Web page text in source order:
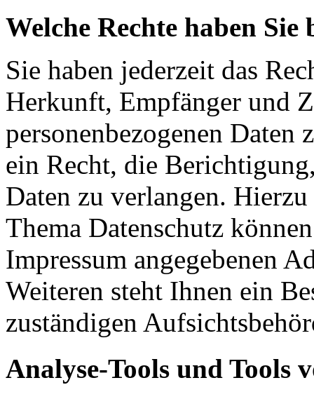
Welche Rechte haben
Sie haben jederzeit das
Herkunft, Empfänger und
personenbezogenen Daten
ein Recht, die
Daten zu verlangen.
Thema Datenschutz
Impressum angegebenen
Weiteren steht Ihnen ein
zuständigen
Analyse-Tools und Tools